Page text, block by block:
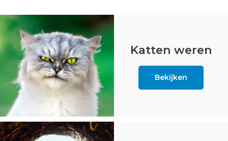
Katten weren
Bekijken